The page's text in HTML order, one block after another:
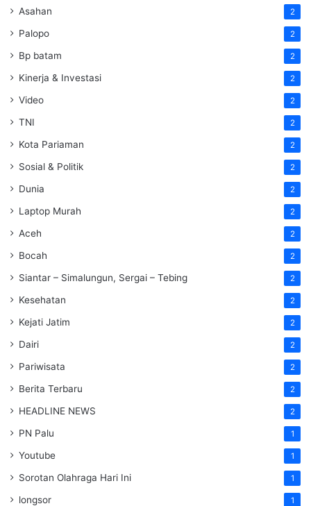
Asahan 2
Palopo 2
Bp batam 2
Kinerja & Investasi 2
Video 2
TNI 2
Kota Pariaman 2
Sosial & Politik 2
Dunia 2
Laptop Murah 2
Aceh 2
Bocah 2
Siantar – Simalungun, Sergai – Tebing 2
Kesehatan 2
Kejati Jatim 2
Dairi 2
Pariwisata 2
Berita Terbaru 2
HEADLINE NEWS 2
PN Palu 1
Youtube 1
Sorotan Olahraga Hari Ini 1
longsor 1